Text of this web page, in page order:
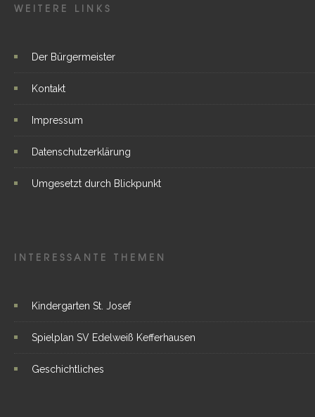
WEITERE LINKS
Der Bürgermeister
Kontakt
Impressum
Datenschutzerklärung
Umgesetzt durch Blickpunkt
INTERESSANTE THEMEN
Kindergarten St. Josef
Spielplan SV Edelweiß Kefferhausen
Geschichtliches